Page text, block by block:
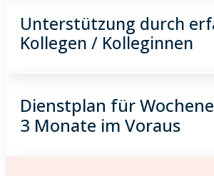
Unterstützung durch
Kollegen / Kolleginnen
Dienstplan für
3 Monate im Voraus